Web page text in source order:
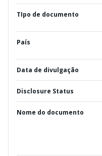
TIpo de documento
País
Data de divulgação
Disclosure Status
Nome do documento